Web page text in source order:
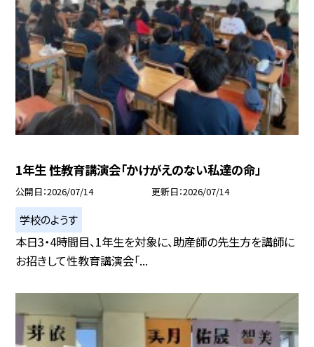
1年生 性教育講演会「かけがえのない私達の命」
公開日 2026/07/14 更新日 2026/07/14
学校のようす
本日3・4時間目、1年生を対象に、助産師の先生方を講師に
お招きして性教育講演会「...